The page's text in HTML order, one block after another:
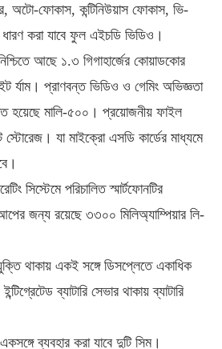
অটো-ফোকাস, কন্টিনিউয়াস ফোকাস, ভি-
করা যাবে ফুল এইচডি ভিডিও।
আছে ১.৩ গিগাহার্জের কোয়াডকোর
র্যাম। প্রাণবন্ত ভিডিও ও গেমিং অভিজ্ঞতা
হয়েছে মালি-৫০০। প্রয়োজনীয় ফাইল
স্টোরেজ। যা মাইক্রো এসডি কার্ডের মাধ্যমে
সিস্টেমে পরিচালিত স্মার্টফোনটির
জন্য রয়েছে ৩৩০০ মিলিঅ্যাম্পিয়ার লি-
থাকায় একই সঙ্গে ডিসপ্লেতে একাধিক
ব্যাটারি সেভার থাকায় ব্যাটারি
ব্যবহার করা যাবে দুটি সিম।